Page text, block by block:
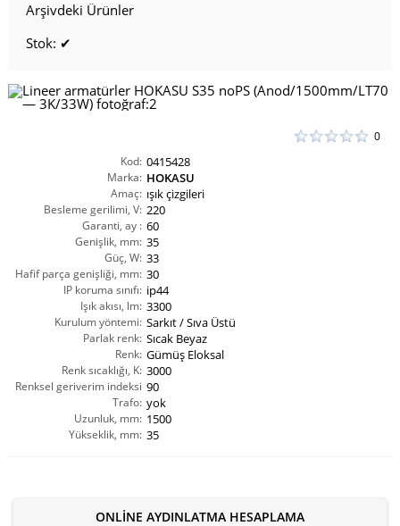
Arşivdeki Ürünler
Stok: ✔
0
Kod: 0415428
Marka: HOKASU
Amaç: ışık çizgileri
Besleme gerilimi, V: 220
Garanti, ay : 60
Genişlik, mm: 35
Güç, W: 33
Hafif parça genişliği, mm: 30
IP koruma sınıfı: ip44
Işık akısı, lm: 3300
Kurulum yöntemi: Sarkıt / Sıva Üstü
Parlak renk: Sıcak Beyaz
Renk: Gümüş Eloksal
Renk sıcaklığı, K: 3000
Renksel geriverim indeksi
CRI(Ra):
90
Trafo: yok
Uzunluk, mm: 1500
Yükseklik, mm: 35
ONLINE AYDINLATMA HESAPLAMA